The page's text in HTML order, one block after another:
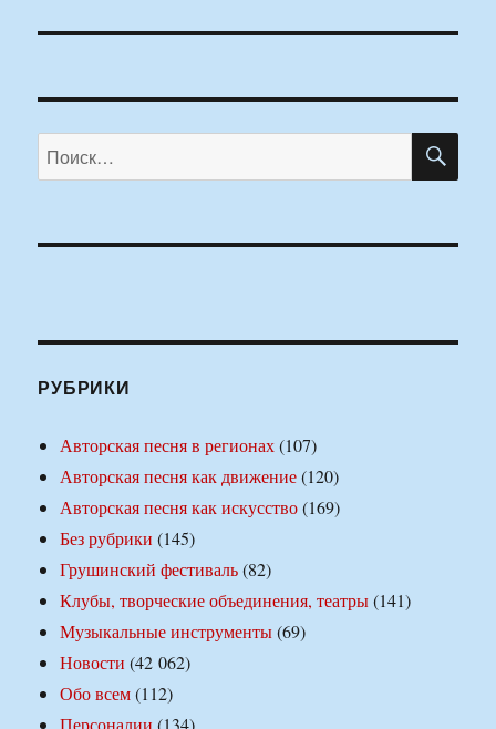
Искать:
РУБРИКИ
Авторская песня в регионах(107)
Авторская песня как движение(120)
Авторская песня как искусство(169)
Без рубрики (145)
Грушинский фестиваль(82)
Клубы, творческие объединения, театры(141)
Музыкальные инструменты(69)
Новости (42 062)
Обо всем(112)
Персоналии (134)